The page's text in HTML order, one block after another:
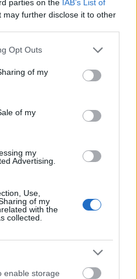
parties on the IAB’s List of
may further disclose it to other
uses one or more Google
behaviour. You may click to
and its third-party tags to
purposes in below Google
Opt Outs
of my
of my
my
Advertising.
Use,
of my
with the
collected.
enable storage